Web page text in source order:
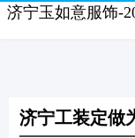
济宁玉如意服饰-
济宁工装定做